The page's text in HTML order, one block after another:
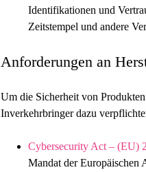
Identifikationen und
Zeitstempel und andere
Anforderungen an
Um die Sicherheit von
Inverkehrbringer dazu
Cybersecurity Act – (EU)
Mandat der Europäischen